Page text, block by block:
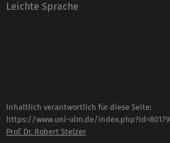
Leichte Sprache
Inhaltlich verantwortlich für diese Seite:
https://www.uni-ulm.de/index.php?id=80179
Prof. Dr. Robert Stelzer